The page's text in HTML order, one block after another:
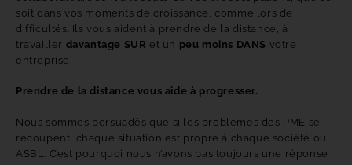
soit dans vos moments de croissance, comme lors de
difficultés. Ils vous aident à prendre de la distance, à
travailler davantage SUR et un peu moins DANS votre
entreprise.
Prendre de la distance vous aide à progresser.
Nous sommes persuadés que si les problèmes des PME se
recoupent, chaque situation est propre à chaque société ou
ASBL. C’est pourquoi nous n’avons pas toujours une réponse